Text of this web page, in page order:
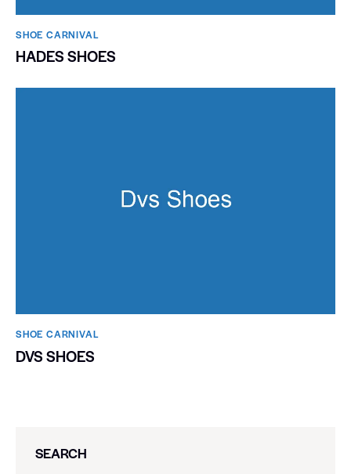
SHOE CARNIVAL​
HADES SHOES
SHOE CARNIVAL​
DVS SHOES
SEARCH